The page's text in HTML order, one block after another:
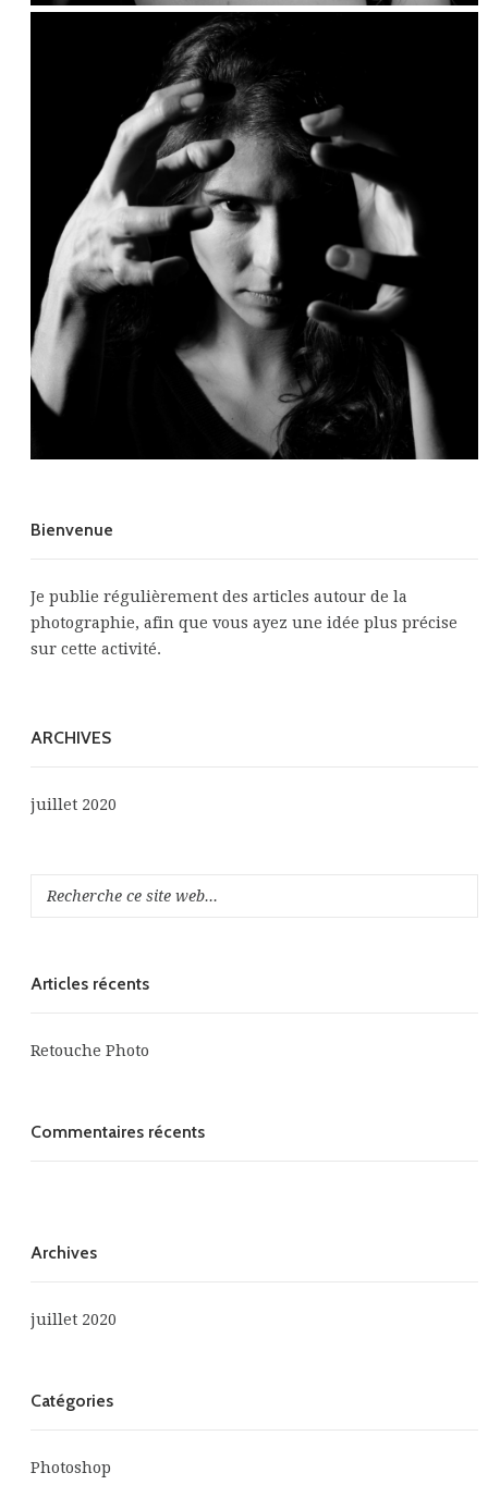
Bienvenue
Je publie régulièrement des articles autour de la
photographie, afin que vous ayez une idée plus précise
sur cette activité.
ARCHIVES
juillet 2020
Articles récents
Retouche Photo
Commentaires récents
Archives
juillet 2020
Catégories
Photoshop